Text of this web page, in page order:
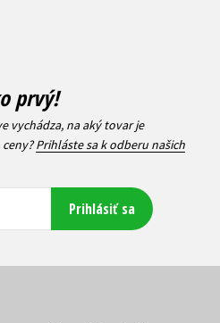
prvý!
vychádza, na aký tovar je
ceny?Prihláste sa k odberu našich
Prihlásiť sa